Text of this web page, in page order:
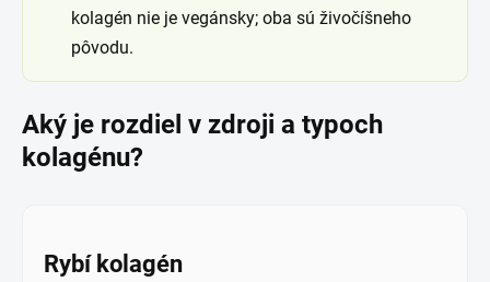
kolagén nie je vegánsky; oba sú živočíšneho
pôvodu.
Aký je rozdiel v zdroji a typoch
kolagénu?
Rybí kolagén